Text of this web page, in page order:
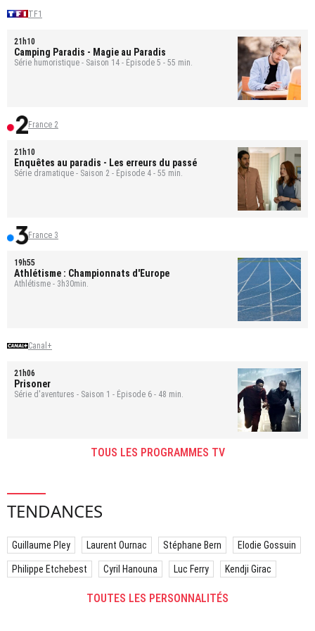
TF1
21h10
Camping Paradis - Magie au Paradis
Série humoristique - Saison 14 - Épisode 5 - 55 min.
France 2
21h10
Enquêtes au paradis - Les erreurs du passé
Série dramatique - Saison 2 - Épisode 4 - 55 min.
France 3
19h55
Athlétisme : Championnats d'Europe
Athlétisme - 3h30min.
Canal+
21h06
Prisoner
Série d'aventures - Saison 1 - Épisode 6 - 48 min.
TOUS LES PROGRAMMES TV
TENDANCES
Guillaume Pley Laurent Ournac Stéphane Bern Elodie Gossuin
Philippe Etchebest Cyril Hanouna Luc Ferry Kendji Girac
TOUTES LES PERSONNALITÉS